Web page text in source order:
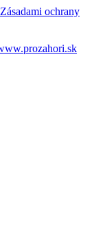
Zásadami ochrany